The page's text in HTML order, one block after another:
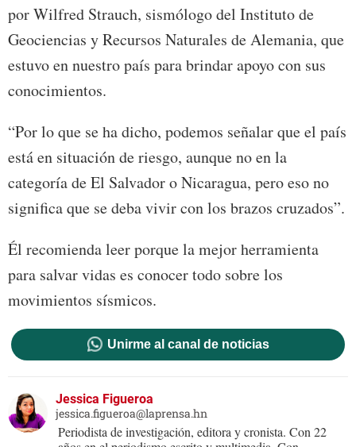
por Wilfred Strauch, sismólogo del Instituto de
Geociencias y Recursos Naturales de Alemania, que
estuvo en nuestro país para brindar apoyo con sus
conocimientos.
“Por lo que se ha dicho, podemos señalar que el país
está en situación de riesgo, aunque no en la
categoría de El Salvador o Nicaragua, pero eso no
significa que se deba vivir con los brazos cruzados”.
Él recomienda leer porque la mejor herramienta
para salvar vidas es conocer todo sobre los
movimientos sísmicos.
Unirme al canal de noticias
Jessica Figueroa
jessica.figueroa@laprensa.hn
Periodista de investigación, editora y cronista. Con 22